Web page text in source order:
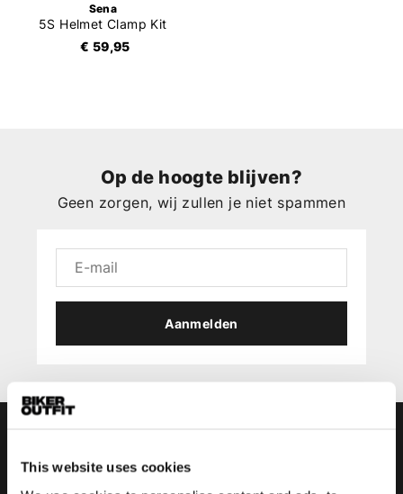
This website uses cookies
Sena
5S Helmet Clamp Kit
€ 59,95
Op de hoogte blijven?
Geen zorgen, wij zullen je niet spammen
Aanmelden